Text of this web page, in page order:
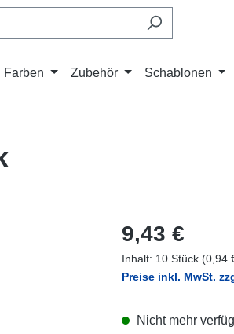
Farben Zubehör Schablonen
Regulärer Preis:
9,43 €
Inhalt: 10 Stück (0,94
Preise inkl. MwSt.
Nicht mehr